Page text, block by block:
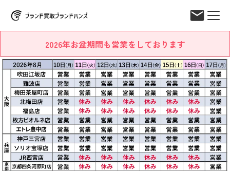
2026年お盆期間も営業をしております